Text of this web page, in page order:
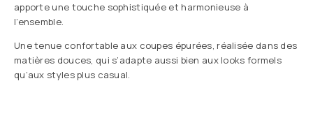
apporte une touche sophistiquée et harmonieuse à
l’ensemble.
Une tenue confortable aux coupes épurées, réalisée dans des
matières douces, qui s’adapte aussi bien aux looks formels
qu’aux styles plus casual.